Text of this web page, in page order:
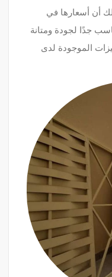
أن أسعارها في
جدًا لجودة ومتانة
الموجودة لدى